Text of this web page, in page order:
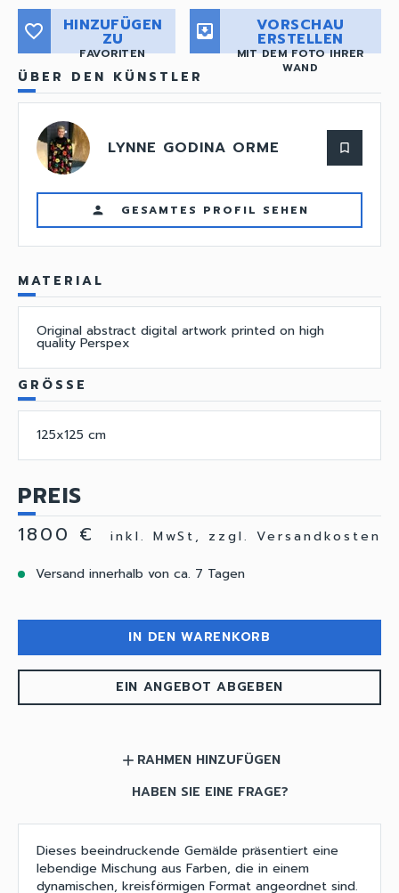
favorite_border HINZUFÜGEN
ZU
FAVORITEN
move_to_inbox VORSCHAU
ERSTELLEN
MIT DEM FOTO IHRER
WAND
ÜBER DEN KÜNSTLER
LYNNE GODINA ORME bookmark_border
person GESAMTES PROFIL SEHEN
MATERIAL
Original abstract digital artwork printed on high
quality Perspex
GRÖSSE
125x125 cm
PREIS
1800 €
inkl. MwSt, zzgl. Versandkosten
Versand innerhalb von ca. 7 Tagen
IN DEN WARENKORB
EIN ANGEBOT ABGEBEN
add RAHMEN HINZUFÜGEN
HABEN SIE EINE FRAGE?
Dieses beeindruckende Gemälde präsentiert eine
lebendige Mischung aus Farben, die in einem
dynamischen, kreisförmigen Format angeordnet sind.